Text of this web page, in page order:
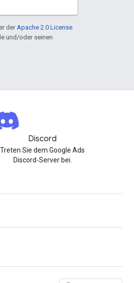
der Apache 2.0 License
und/oder seinen
Discord
Treten Sie dem Google Ads
Discord-Server bei.